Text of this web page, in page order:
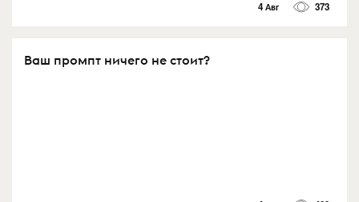
4 Авг 373
Ваш промпт ничего не стоит?